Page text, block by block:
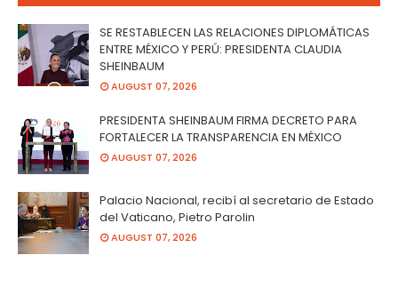
SE RESTABLECEN LAS RELACIONES DIPLOMÁTICAS
ENTRE MÉXICO Y PERÚ: PRESIDENTA CLAUDIA
SHEINBAUM
AUGUST 07, 2026
PRESIDENTA SHEINBAUM FIRMA DECRETO PARA
FORTALECER LA TRANSPARENCIA EN MÉXICO
AUGUST 07, 2026
Palacio Nacional, recibí al secretario de Estado
del Vaticano, Pietro Parolin
AUGUST 07, 2026